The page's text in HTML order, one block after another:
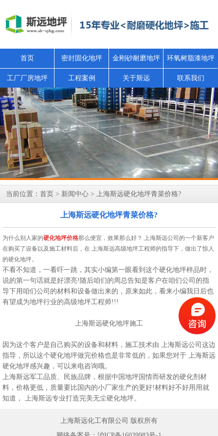
首页 密封固化地坪 金刚砂耐磨地坪 环氧树脂漆地坪
工厂厂房地坪 工程案例 关于斯远 联系我们
当前位置： 首页 > 新闻中心 > 上海斯远硬化地坪青菜价格?
上海斯远硬化地坪青菜价格?
为什么别人家的硬化地坪价格那么便宜，效果那么好？ 上海斯远公司的一个新客户
在购买了设备以及施工材料后，在 上海斯远高级地坪工程师的指导下，做出了惊人
的硬化地坪。
不看不知道，一看吓一跳，其实小编第一眼看到这个硬化地坪样品时，
说的第一句话就是好漂亮!随后咱们的周总告知是客户在咱们公司的指
导下用咱们公司的材料和设备做出来的，原来如此，看来小编我日后也
有望成为地坪行业的高级地坪工程师!!!
上海斯远硬化地坪施工
因为这个客户是自己购买的设备和材料，施工技术由 上海斯远公司这边
指导，所以这个硬化地坪做完价格也是非常低的，如果您对于 上海斯远
硬化地坪感兴趣，可以来电咨询哦。
上海斯远军工品质、民族品牌，根据中国地坪国情而研发的硬化剂材
料，价格更低，质量要比国内的小厂家生产的更好!材料好不好用用就
知道， 上海斯远专业打造完美无尘硬化地坪。
上海斯远化工有限公司 版权所有